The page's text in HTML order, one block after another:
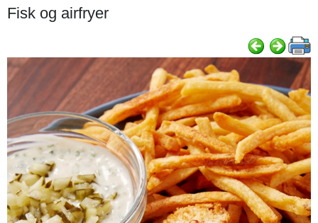
Fisk og airfryer